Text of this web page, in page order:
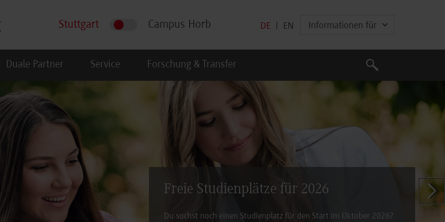
Stuttgart Campus Horb DE EN Informationen für
Duale Partner Service Forschung & Transfer
Suche
Suche
Freie Studienplätze für 2026
Du suchst noch einen Studienplatz für den Start im Oktober 2026?
Zeige